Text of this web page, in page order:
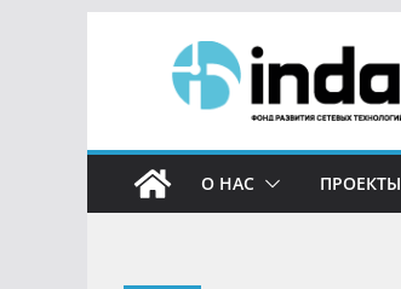
О НАС ПРОЕКТЫ